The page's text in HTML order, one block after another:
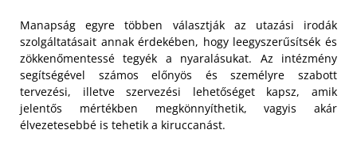
Manapság egyre többen választják az utazási irodák
szolgáltatásait annak érdekében, hogy leegyszerűsítsék és
zökkenőmentessé tegyék a nyaralásukat. Az intézmény
segítségével számos előnyös és személyre szabott
tervezési, illetve szervezési lehetőséget kapsz, amik
jelentős mértékben megkönnyíthetik, vagyis akár
élvezetesebbé is tehetik a kiruccanást.